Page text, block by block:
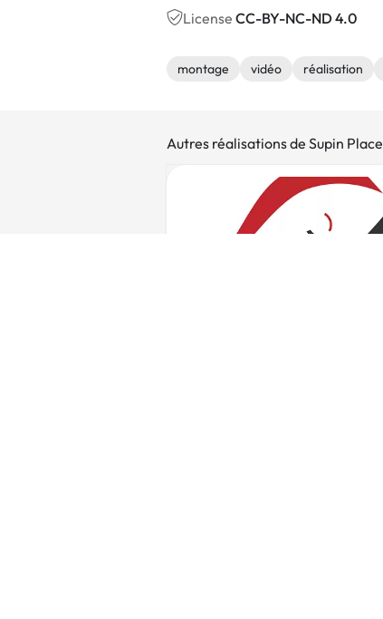
License CC-BY-NC-ND 4.0
montage vidéo réalisation
Autres réalisations de Supin Place